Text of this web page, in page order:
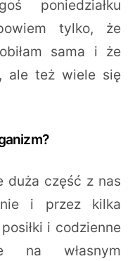
poniedziałku
tylko, że
sama i że
ale też wiele się
duża część z nas
i przez kilka
i codzienne
na własnym